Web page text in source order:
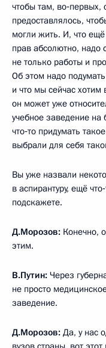
чтобы там,
предоставлялось,
могли жить. И, что
прав абсолютно, надо
не только работы и
Об этом надо
и что мы сейчас
он может уже
учебное заведение на
что‑то придумать
выбрали для себя
Вы уже назвали
в аспирантуру, ещё
подскажете.
Д.Морозов: Конечно,
этим.
В.Путин: Через
не просто
заведение.
Д.Морозов: Да, у нас